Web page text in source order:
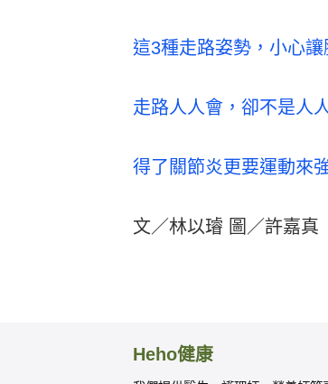
這3種走路姿勢，小心讓
走路人人會，卻不是人
得了關節炎更要運動來
文／林以璿 圖／許嘉真
Heho健康